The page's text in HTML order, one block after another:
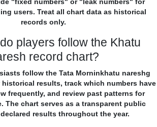
"fixed numbers" or "leak numbers" for
users. Treat all chart data as historical
records only.
players follow the Khatu
record chart?
follow the Tata Morninkhatu nareshg
results, track which numbers have
frequently, and review past patterns for
The chart serves as a transparent public
results throughout the year.